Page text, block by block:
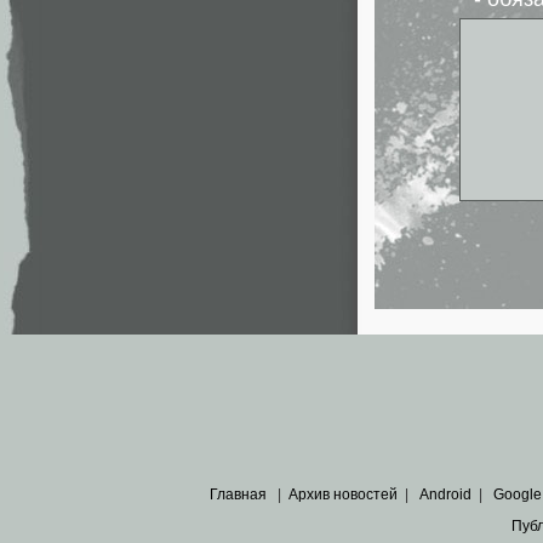
Главная | Архив новостей | Android | Google